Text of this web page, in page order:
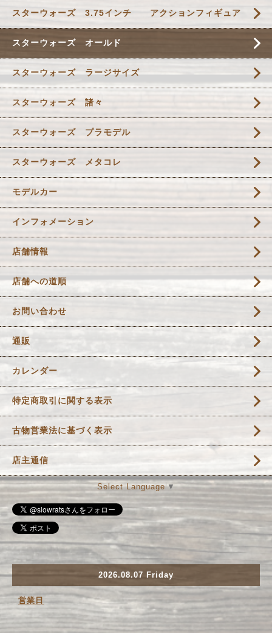
スターウォーズ 3.75インチ アクションフィギュア
スターウォーズ オールド
スターウォーズ ラージサイズ
スターウォーズ 諸々
スターウォーズ プラモデル
スターウォーズ メタコレ
モデルカー
インフォメーション
店舗情報
店舗への道順
お問い合わせ
通販
カレンダー
特定商取引に関する表示
古物営業法に基づく表示
店主通信
Select Language ▼
2026.08.07 Friday
営業日